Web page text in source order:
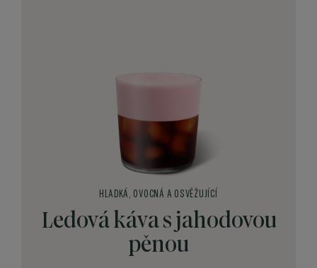
Ledová káva s jahodovou
pěnou
HLADKÁ, OVOCNÁ A OSVĚŽUJÍCÍ